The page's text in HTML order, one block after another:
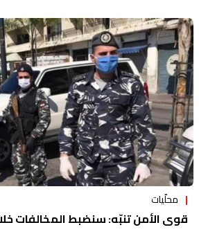
محلّيات
قوى الأمن تنبّه: سنضبط المخالفات